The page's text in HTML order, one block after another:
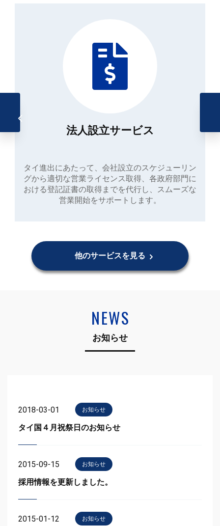
法人設立サービス
タイ進出にあたって、会社設立のスケジューリン
グから適切な営業ライセンス取得、各政府部門に
おける登記証書の取得までを代行し、スムーズな
営業開始をサポートします。
他のサービスを見る
NEWS
お知らせ
2018-03-01 お知らせ
タイ国４月祝祭日のお知らせ
2015-09-15 お知らせ
採用情報を更新しました。
2015-01-12 お知らせ